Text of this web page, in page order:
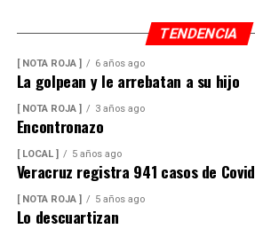
TENDENCIA
[ NOTA ROJA ] 6 años ago
La golpean y le arrebatan a su hijo
[ NOTA ROJA ] 3 años ago
Encontronazo
[ LOCAL ] 5 años ago
Veracruz registra 941 casos de Covid
[ NOTA ROJA ] 5 años ago
Lo descuartizan